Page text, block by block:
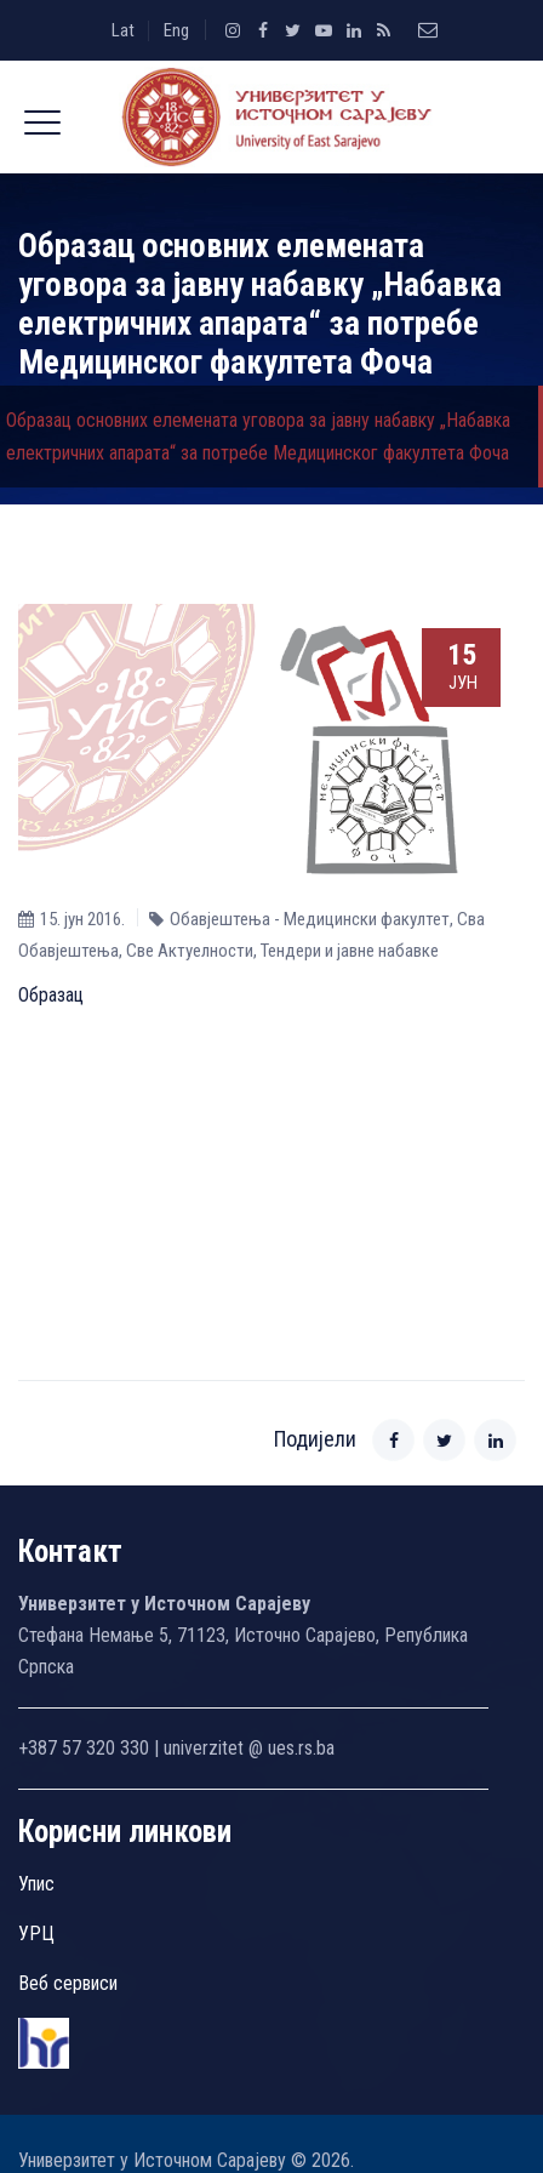
Lat Eng
Образац основних елемената
уговора за јавну набавку „Набавка
електричних апарата“ за потребе
Медицинског факултета Фоча
Образац основних елемената уговора за јавну набавку „Набавка
електричних апарата“ за потребе Медицинског факултета Фоча
15
ЈУН
15. јун 2016. Обавјештења - Медицински факултет, Сва
Обавјештења, Све Aктуелности, Тендери и јавне набавке
Образац
Подијели
Контакт
Универзитет у Источном Сарајеву
Стефана Немање 5, 71123, Источно Сарајево, Република
Српска
+387 57 320 330 | univerzitet @ ues.rs.ba
Корисни линкови
Упис
УРЦ
Веб сервиси
Универзитет у Источном Сарајеву © 2026.